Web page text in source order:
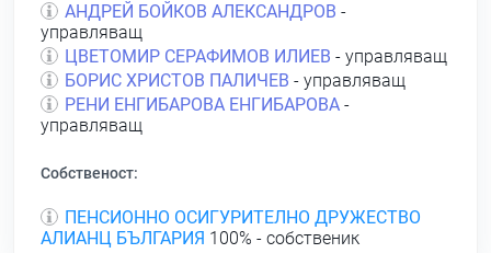
АНДРЕЙ БОЙКОВ АЛЕКСАНДРОВ -
управляващ
ЦВЕТОМИР СЕРАФИМОВ ИЛИЕВ - управляващ
БОРИС ХРИСТОВ ПАЛИЧЕВ - управляващ
РЕНИ ЕНГИБАРОВА ЕНГИБАРОВА -
управляващ
Собственост:
ПЕНСИОННО ОСИГУРИТЕЛНО ДРУЖЕСТВО
АЛИАНЦ БЪЛГАРИЯ 100% - собственик